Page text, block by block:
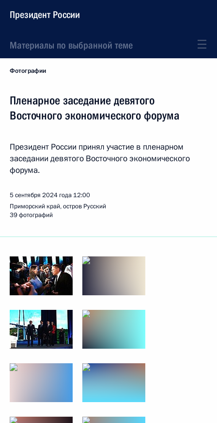
Президент России
Материалы по выбранной теме
Фотографии
Пленарное заседание девятого
Восточного экономического форума
Президент России принял участие в пленарном
заседании девятого Восточного экономического
форума.
5 сентября 2024 года 12:00
Приморский край, остров Русский
39 фотографий